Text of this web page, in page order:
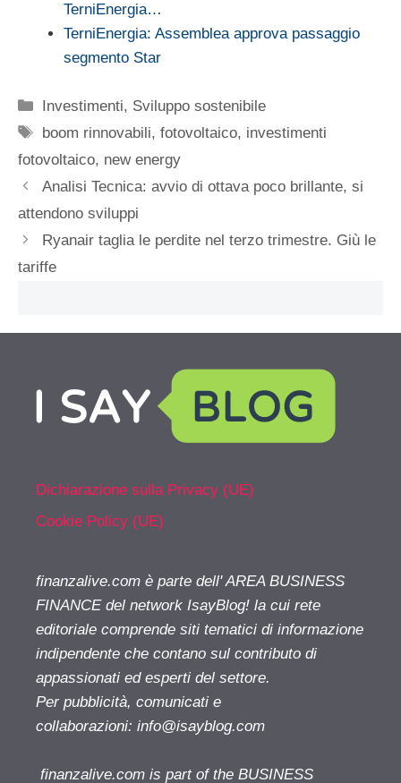
TerniEnergia…
TerniEnergia: Assemblea approva passaggio
segmento Star
Categorie
Investimenti, Sviluppo sostenibile
Tag
boom rinnovabili,fotovoltaico, investimenti
fotovoltaico, new energy
Analisi Tecnica: avvio di ottava poco brillante, si
attendono sviluppi
Ryanair taglia le perdite nel terzo trimestre. Giù le
tariffe
Dichiarazione sulla Privacy (UE)
Cookie Policy (UE)
finanzalive.com è parte dell' AREA BUSINESS
FINANCE del network IsayBlog! la cui rete
editoriale comprende siti tematici di informazione
indipendente che contano sul contributo di
appassionati ed esperti del settore.
Per pubblicità, comunicati e
collaborazioni: info@isayblog.com
finanzalive.com is part of the BUSINESS